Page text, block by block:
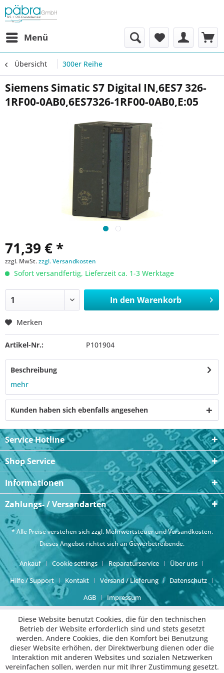
Menü
Übersicht 300er Reihe
Siemens Simatic S7 Digital IN,6ES7 326-
1RF00-0AB0,6ES7326-1RF00-0AB0,E:05
71,39 € *
zzgl. MwSt.zzgl. Versandkosten
Sofort versandfertig, Lieferzeit ca. 1-3 Werktage
In den Warenkorb
Merken
Artikel-Nr.: P101904
Beschreibung
mehr
Kunden haben sich ebenfalls angesehen
Service Hotline
Shop Service
Informationen
Zahlungs- / Versandarten
* Alle Preise verstehen sich zzgl. Mehrwertsteuer undVersandkosten.
Dieses Angebot richtet sich an Gewerbetreibende.
Ankauf Cookie settings Reparaturservice
Über uns
Hilfe / Support
Kontakt Versand / Lieferung
Datenschutz
AGB
Impressum
Diese Website benutzt Cookies, die für den technischen
Betrieb der Website erforderlich sind und stets gesetzt
werden. Andere Cookies, die den Komfort bei Benutzung
dieser Website erhöhen, der Direktwerbung dienen oder die
Interaktion mit anderen Websites und sozialen Netzwerken
vereinfachen sollen, werden nur mit Ihrer Zustimmung gesetzt.